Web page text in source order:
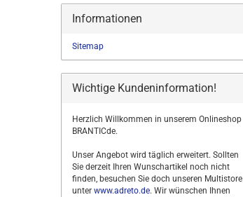
Informationen
Sitemap
Wichtige Kundeninformation!
Herzlich Willkommen in unserem Onlineshop
BRANTICde.
Unser Angebot wird täglich erweitert. Sollten
Sie derzeit Ihren Wunschartikel noch nicht
finden, besuchen Sie doch unseren Multistore
unter www.adreto.de. Wir wünschen Ihnen